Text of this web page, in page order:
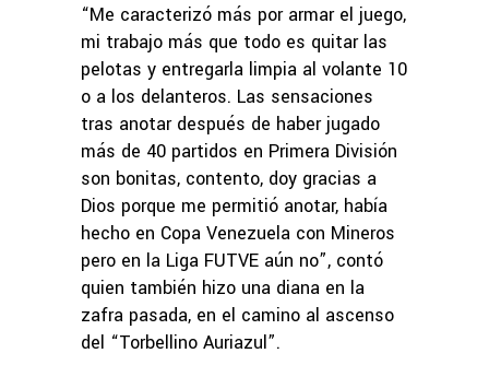
“Me caracterizó más por armar el juego,
mi trabajo más que todo es quitar las
pelotas y entregarla limpia al volante 10
o a los delanteros. Las sensaciones
tras anotar después de haber jugado
más de 40 partidos en Primera División
son bonitas, contento, doy gracias a
Dios porque me permitió anotar, había
hecho en Copa Venezuela con Mineros
pero en la Liga FUTVE aún no”, contó
quien también hizo una diana en la
zafra pasada, en el camino al ascenso
del “Torbellino Auriazul”.